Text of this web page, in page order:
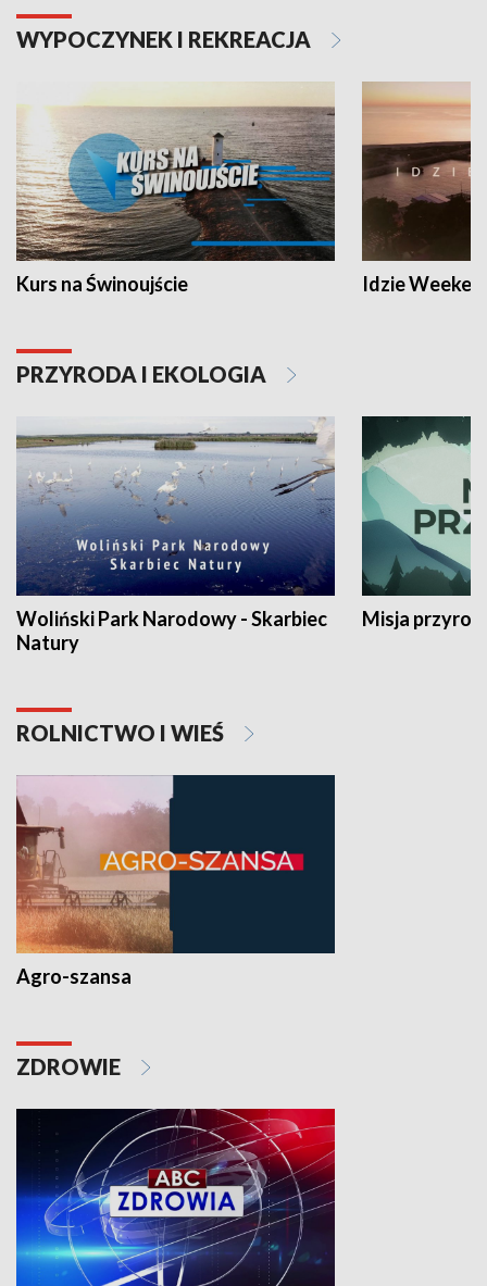
WYPOCZYNEK I REKREACJA
Kurs na Świnoujście Idzie
PRZYRODA I EKOLOGIA
Woliński Park Narodowy - Skarbiec
Natury
Misja
ROLNICTWO I WIEŚ
Agro-szansa
ZDROWIE